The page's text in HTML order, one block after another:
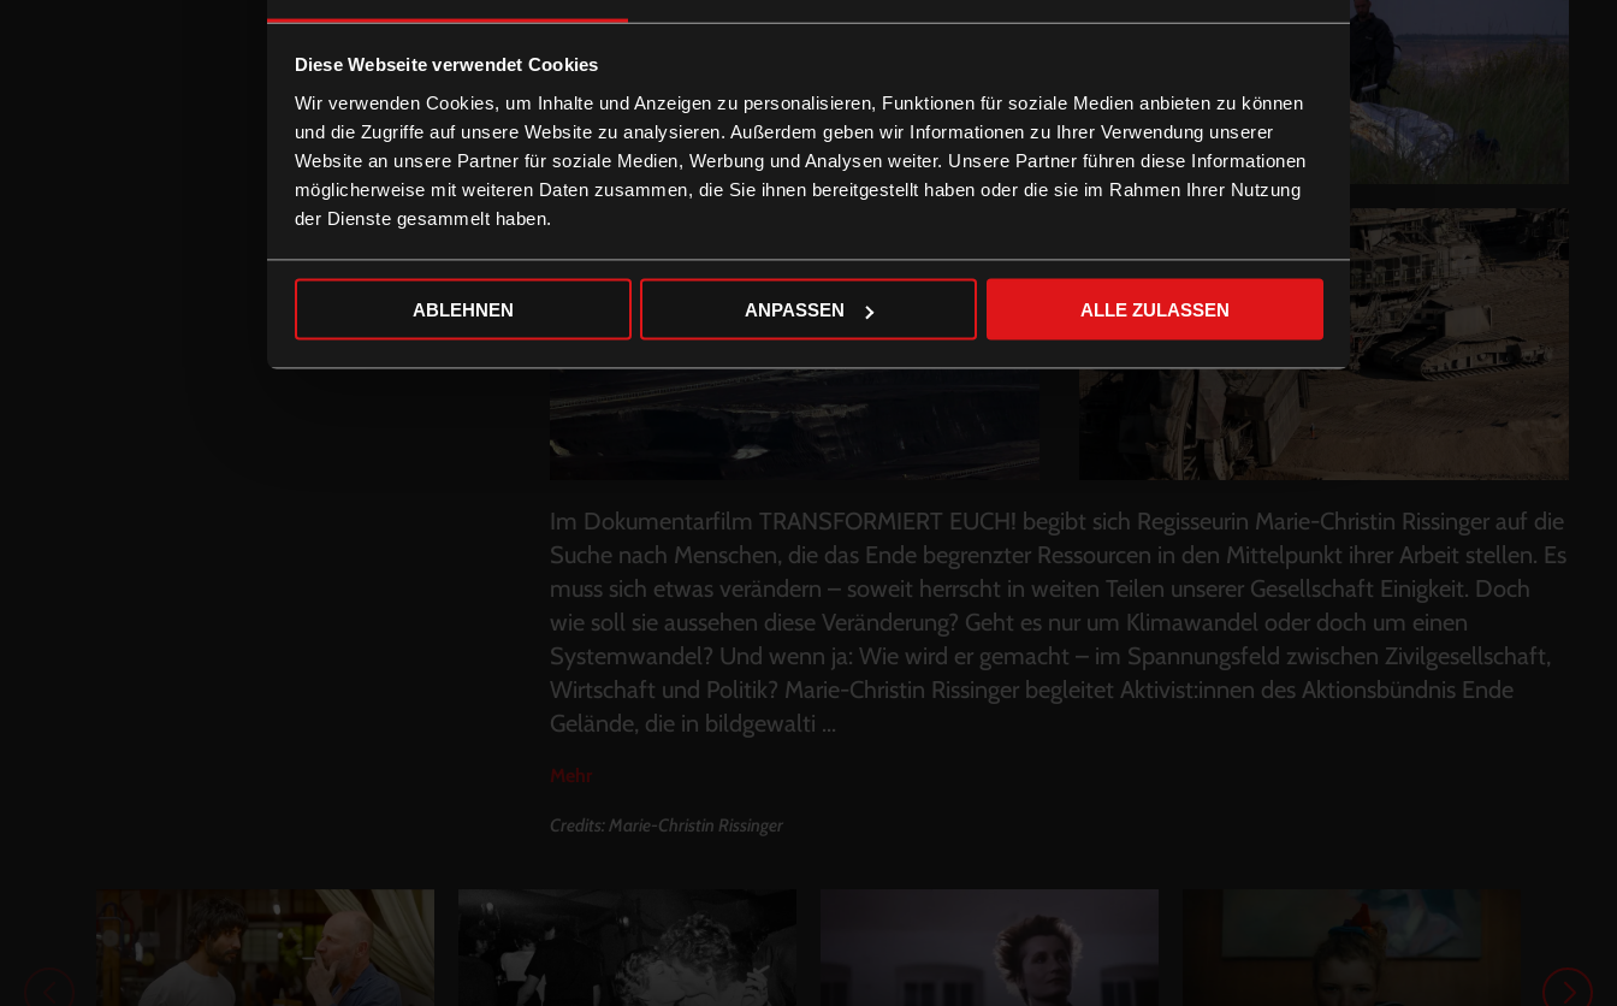
Diese Webseite verwendet Cookies
Wir verwenden Cookies, um Inhalte und Anzeigen zu personalisieren, Funktionen für soziale Medien anbieten zu können
und die Zugriffe auf unsere Website zu analysieren. Außerdem geben wir Informationen zu Ihrer Verwendung unserer
Website an unsere Partner für soziale Medien, Werbung und Analysen weiter. Unsere Partner führen diese Informationen
möglicherweise mit weiteren Daten zusammen, die Sie ihnen bereitgestellt haben oder die sie im Rahmen Ihrer Nutzung
der Dienste gesammelt haben.
ABLEHNEN ANPASSEN ALLE ZULASSEN
Im Dokumentarfilm TRANSFORMIERT EUCH! begibt sich Regisseurin Marie-Christin Rissinger auf die
Suche nach Menschen, die das Ende begrenzter Ressourcen in den Mittelpunkt ihrer Arbeit stellen. Es
muss sich etwas verändern – soweit herrscht in weiten Teilen unserer Gesellschaft Einigkeit. Doch
wie soll sie aussehen diese Veränderung? Geht es nur um Klimawandel oder doch um einen
Systemwandel? Und wenn ja: Wie wird er gemacht – im Spannungsfeld zwischen Zivilgesellschaft,
Wirtschaft und Politik? Marie-Christin Rissinger begleitet Aktivist:innen des Aktionsbündnis Ende
Gelände, die in bildgewalti ...
Mehr
Credits: Marie-Christin Rissinger